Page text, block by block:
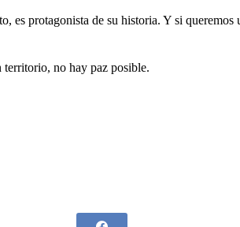
es protagonista de su historia. Y si queremos
territorio, no hay paz posible.